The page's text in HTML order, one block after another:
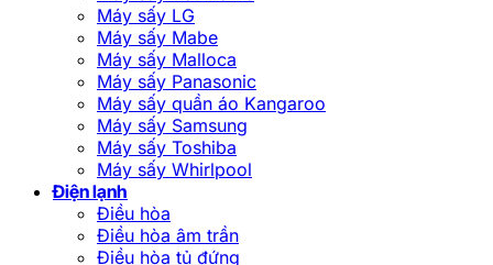
Máy sấy LG
Máy sấy Mabe
Máy sấy Malloca
Máy sấy Panasonic
Máy sấy quần áo Kangaroo
Máy sấy Samsung
Máy sấy Toshiba
Máy sấy Whirlpool
Điện lạnh
Điều hòa
Điều hòa âm trần
Điều hòa tủ đứng